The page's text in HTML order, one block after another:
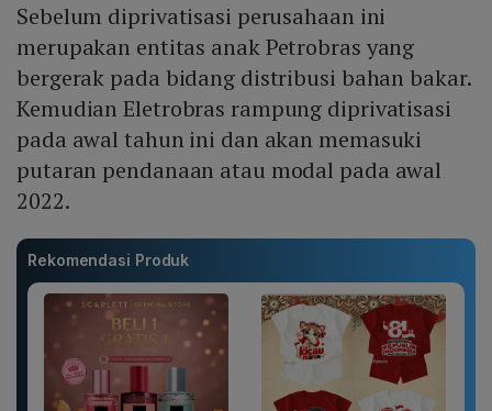
Sebelum diprivatisasi perusahaan ini
merupakan entitas anak Petrobras yang
bergerak pada bidang distribusi bahan bakar.
Kemudian Eletrobras rampung diprivatisasi
pada awal tahun ini dan akan memasuki
putaran pendanaan atau modal pada awal
2022.
Rekomendasi Produk